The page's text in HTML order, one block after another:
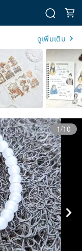
ดูเพิ่มเติม
1/10